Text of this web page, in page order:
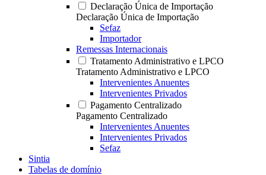
Declaração Única de Importação
Declaração Única de Importação
Sefaz
Importador
Remessas Internacionais
Tratamento Administrativo e LPCO
Tratamento Administrativo e LPCO
Intervenientes Anuentes
Intervenientes Privados
Pagamento Centralizado
Pagamento Centralizado
Intervenientes Anuentes
Intervenientes Privados
Sefaz
Sintia
Tabelas de domínio